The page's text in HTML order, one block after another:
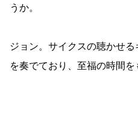
うか。
ジョン。サイクスの聴かせ
を奏でており、至福の時間を